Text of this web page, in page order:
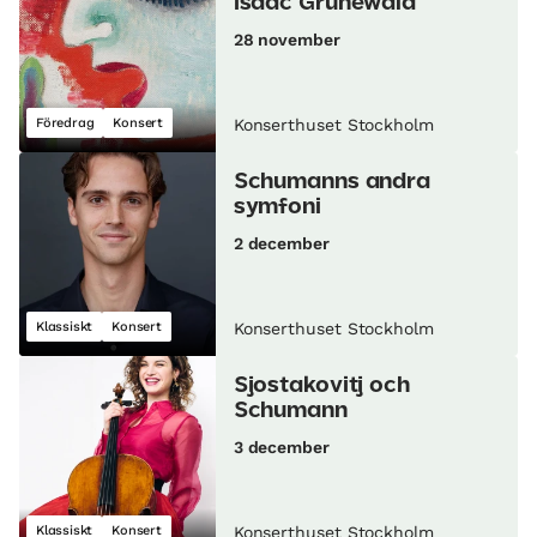
Föredrag Konsert
28 november
Konserthuset Stockholm
Klassiskt Konsert
Schumanns andra
symfoni
2 december
Konserthuset Stockholm
Klassiskt Konsert
Sjostakovitj och
Schumann
3 december
Konserthuset Stockholm